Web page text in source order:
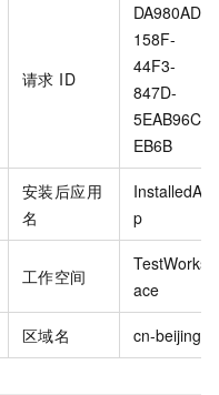
请求 ID
DA980AD0-
158F-
44F3-
847D-
5EAB96C0
EB6B
安装后应用
名
InstalledAp
p
工作空间
TestWorksp
ace
区域名 cn-beijing